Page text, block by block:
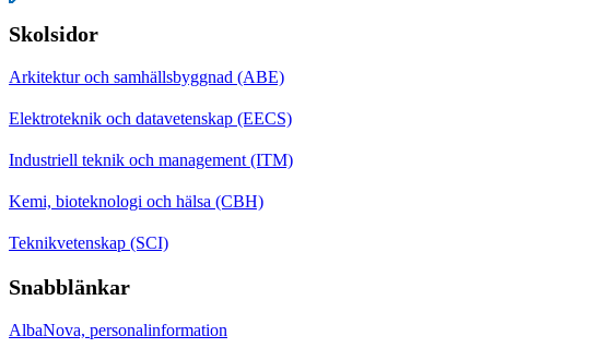
Skolsidor
Arkitektur och samhällsbyggnad (ABE)
Elektroteknik och datavetenskap (EECS)
Industriell teknik och management (ITM)
Kemi, bioteknologi och hälsa (CBH)
Teknikvetenskap (SCI)
Snabblänkar
AlbaNova, personalinformation